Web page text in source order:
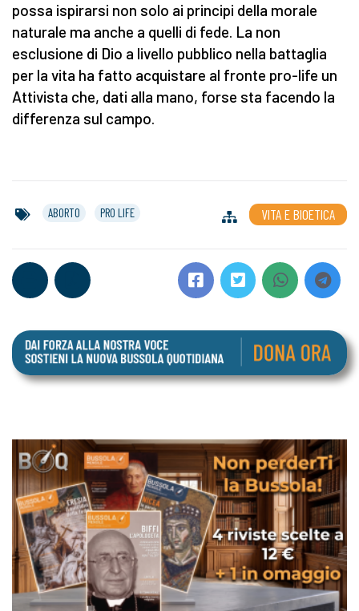
possa ispirarsi non solo ai principi della morale
naturale ma anche a quelli di fede. La non
esclusione di Dio a livello pubblico nella battaglia
per la vita ha fatto acquistare al fronte pro-life un
Attivista che, dati alla mano, forse sta facendo la
differenza sul campo.
ABORTO PRO LIFE VITA E BIOETICA